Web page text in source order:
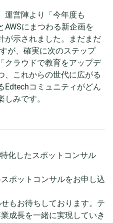
運営陣より「今年度も
AWSにまつわる新企画を
が示されました。まだまだ
が、確実に次のステップ
クラウドで教育をアップデ
、これからの世代に広がる
Edtechコミュニティがどん
みです。
化したスポットコンサル
ポットコンサルをお申し込
もお待ちしております。テ
成長を一緒に実現していき